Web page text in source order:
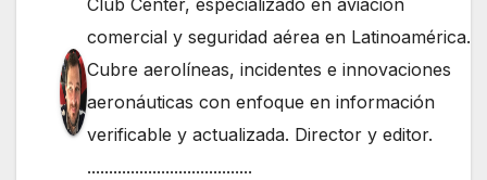
Club Center, especializado en aviación
comercial y seguridad aérea en Latinoamérica.
Cubre aerolíneas, incidentes e innovaciones
aeronáuticas con enfoque en información
verificable y actualizada. Director y editor.
......................................